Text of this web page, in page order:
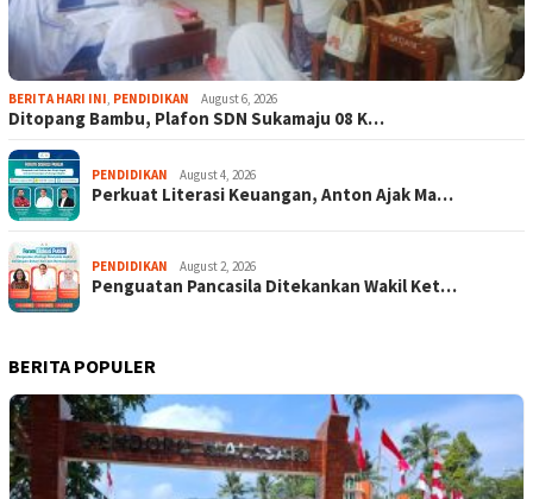
BERITA HARI INI PENDIDIKAN August 6, 2026
Ditopang Bambu, Plafon SDN Sukamaju 08 K…
PENDIDIKAN August 4, 2026
Perkuat Literasi Keuangan, Anton Ajak Ma…
PENDIDIKAN August 2, 2026
Penguatan Pancasila Ditekankan Wakil Ket…
BERITA POPULER